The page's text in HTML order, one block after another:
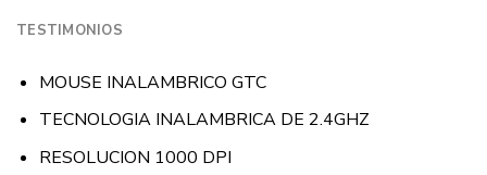
TESTIMONIOS
MOUSE INALAMBRICO GTC
TECNOLOGIA INALAMBRICA DE 2.4GHZ
RESOLUCION 1000 DPI